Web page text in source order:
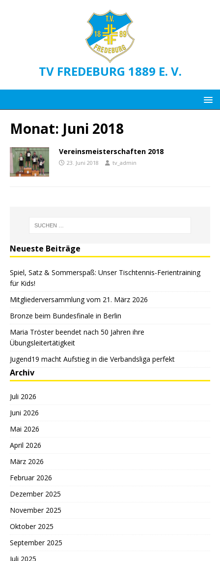
TV FREDEBURG 1889 E. V.
Monat: Juni 2018
Vereinsmeisterschaften 2018
23. Juni 2018 tv_admin
Neueste Beiträge
Spiel, Satz & Sommerspaß: Unser Tischtennis-Ferientraining
für Kids!
Mitgliederversammlung vom 21. März 2026
Bronze beim Bundesfinale in Berlin
Maria Tröster beendet nach 50 Jahren ihre
Übungsleitertätigkeit
Jugend19 macht Aufstieg in die Verbandsliga perfekt
Archiv
Juli 2026
Juni 2026
Mai 2026
April 2026
März 2026
Februar 2026
Dezember 2025
November 2025
Oktober 2025
September 2025
Juli 2025